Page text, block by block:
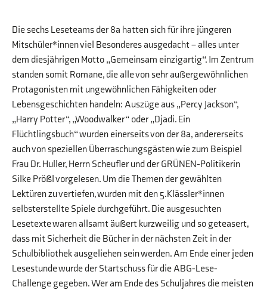
Die sechs Leseteams der 8a hatten sich für ihre jüngeren
Mitschüler*innen viel Besonderes ausgedacht – alles unter
dem diesjährigen Motto „Gemeinsam einzigartig“. Im Zentrum
standen somit Romane, die alle von sehr außergewöhnlichen
Protagonisten mit ungewöhnlichen Fähigkeiten oder
Lebensgeschichten handeln: Auszüge aus „Percy Jackson“,
„Harry Potter“, „Woodwalker“ oder „Djadi. Ein
Flüchtlingsbuch“ wurden einerseits von der 8a, andererseits
auch von speziellen Überraschungsgästen wie zum Beispiel
Frau Dr. Huller, Herrn Scheufler und der GRÜNEN-Politikerin
Silke Prößl vorgelesen. Um die Themen der gewählten
Lektüren zu vertiefen, wurden mit den 5.Klässler*innen
selbsterstellte Spiele durchgeführt. Die ausgesuchten
Lesetexte waren allsamt äußert kurzweilig und so geteasert,
dass mit Sicherheit die Bücher in der nächsten Zeit in der
Schulbibliothek ausgeliehen sein werden. Am Ende einer jeden
Lesestunde wurde der Startschuss für die ABG-Lese-
Challenge gegeben. Wer am Ende des Schuljahres die meisten